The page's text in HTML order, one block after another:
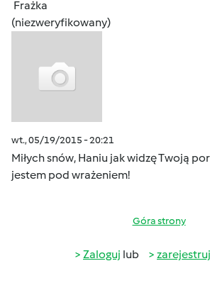
Frażka
(niezweryfikowany)
wt., 05/19/2015 - 20:21
Miłych snów, Haniu jak widzę Twoją
jestem pod wrażeniem!
Góra strony
Zaloguj lub